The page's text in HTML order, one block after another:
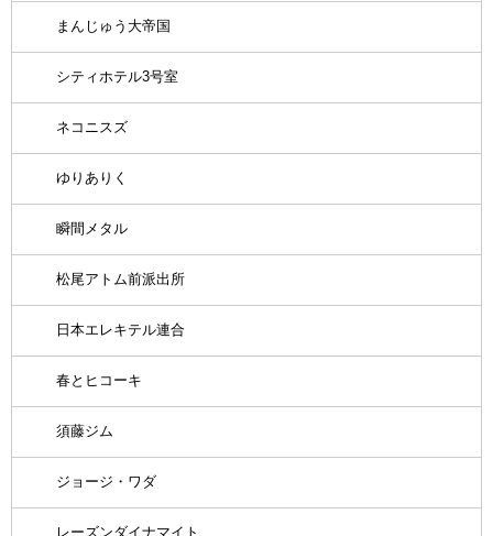
まんじゅう大帝国
シティホテル3号室
ネコニスズ
ゆりありく
瞬間メタル
松尾アトム前派出所
日本エレキテル連合
春とヒコーキ
須藤ジム
ジョージ・ワダ
レーズンダイナマイト